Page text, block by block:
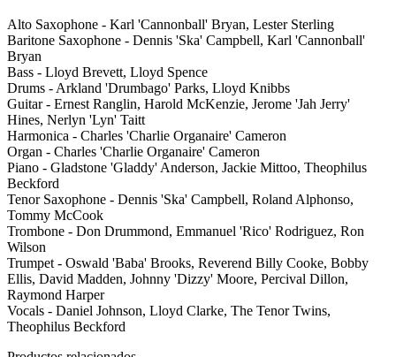
Alto Saxophone - Karl 'Cannonball' Bryan, Lester Sterling
Baritone Saxophone - Dennis 'Ska' Campbell, Karl 'Cannonball'
Bryan
Bass - Lloyd Brevett, Lloyd Spence
Drums - Arkland 'Drumbago' Parks, Lloyd Knibbs
Guitar - Ernest Ranglin, Harold McKenzie, Jerome 'Jah Jerry'
Hines, Nerlyn 'Lyn' Taitt
Harmonica - Charles 'Charlie Organaire' Cameron
Organ - Charles 'Charlie Organaire' Cameron
Piano - Gladstone 'Gladdy' Anderson, Jackie Mittoo, Theophilus
Beckford
Tenor Saxophone - Dennis 'Ska' Campbell, Roland Alphonso,
Tommy McCook
Trombone - Don Drummond, Emmanuel 'Rico' Rodriguez, Ron
Wilson
Trumpet - Oswald 'Baba' Brooks, Reverend Billy Cooke, Bobby
Ellis, David Madden, Johnny 'Dizzy' Moore, Percival Dillon,
Raymond Harper
Vocals - Daniel Johnson, Lloyd Clarke, The Tenor Twins,
Theophilus Beckford